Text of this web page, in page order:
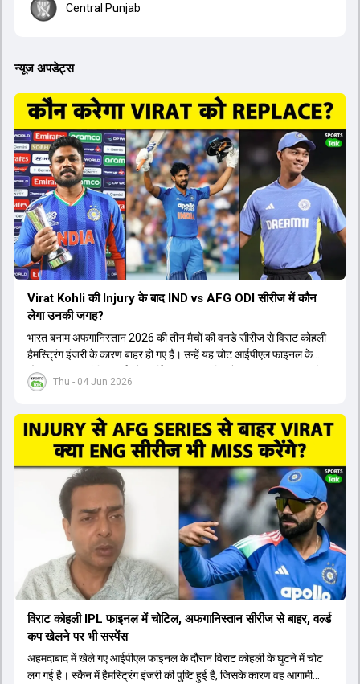
Central Punjab
न्यूज अपडेट्स
Thu - 04 Jun 2026
Virat Kohli की Injury के बाद IND vs AFG ODI सीरीज में कौन
लेगा उनकी जगह?
भारत बनाम अफगानिस्तान 2026 की तीन मैचों की वनडे सीरीज से विराट कोहली
हैमस्ट्रिंग इंजरी के कारण बाहर हो गए हैं। उन्हें यह चोट आईपीएल फाइनल के
दौरान लगी थी। रोहित शर्मा और हार्दिक पांड्या की फिटनेस पर भी अभी सवाल हैं,
इसलिए नंबर तीन पर कोहली की जगह एक मजबूत विकल्प खोजना जरूरी है। इस
रुतुराज गायकवाड़ 58.8 की लिस्ट ए औसत के साथ एक मजबूत विकल्प हैं। संजू
सैमसन भी बड़े दावेदार हैं, जिनका वनडे क्रिकेट में 56 से ज्यादा का औसत है।
यशस्वी जायसवाल को भी मौका मिल सकता है, हालांकि उनके बैटिंग ऑर्डर पर
विचार करना होगा। इसके अलावा 82 से ज्यादा की लिस्ट ए औसत वाले देवदत्त
पडिक्कल भी एक शानदार विकल्प हो सकते हैं। टीम मैनेजमेंट स्क्वाड में पहले से
मौजूद ईशान किशन को भी नंबर तीन पर खिलाने का फैसला कर सकती है।
विराट कोहली IPL फाइनल में चोटिल, अफगानिस्तान सीरीज से बाहर, वर्ल्ड
कप खेलने पर भी सस्पेंस
अहमदाबाद में खेले गए आईपीएल फाइनल के दौरान विराट कोहली के घुटने में चोट
लग गई है। स्कैन में हैमस्ट्रिंग इंजरी की पुष्टि हुई है, जिसके कारण वह आगामी